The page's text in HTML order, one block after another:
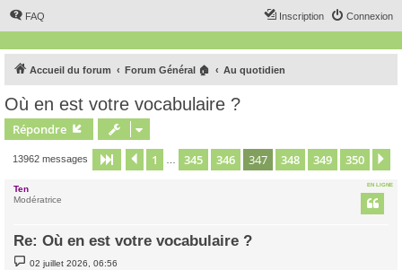
FAQ Connexion
Inscription
Accueil du forum Forum Général 🏠 Au quotidien
Où en est votre vocabulaire ?
Répondre
13962 messages Page 347 sur350
Précédent
1 345 346 347 348 349 350
EN LIGNE
Ten
Modératrice
Re: Où en est votre vocabulaire ?
M
02 juillet 2026, 06:56